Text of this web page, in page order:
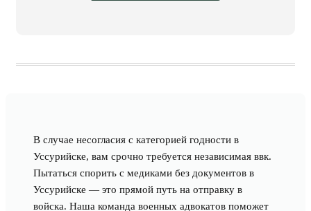
В случае несогласия с категорией годности в
Уссурийске, вам срочно требуется независимая ввк.
Пытаться спорить с медиками без документов в
Уссурийске — это прямой путь на отправку в
войска. Наша команда военных адвокатов поможет